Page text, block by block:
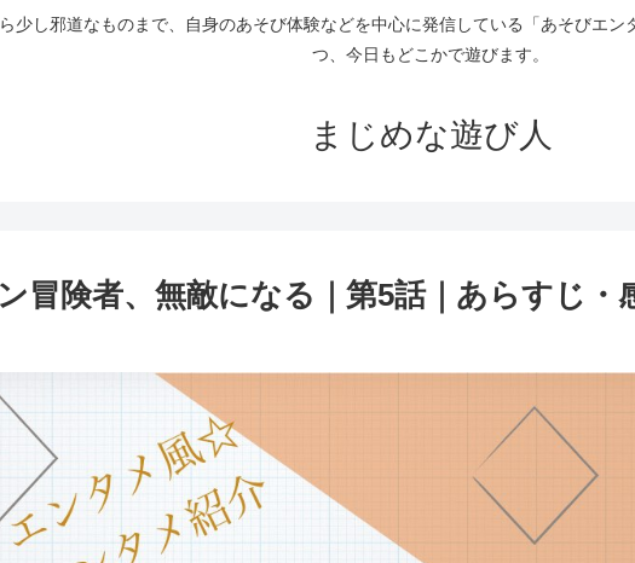
少し邪道なものまで、自身のあそび体験などを中心に発信している「あそびエ
つ、今日もどこかで遊びます。
まじめな遊び人
冒険者、無敵になる｜第5話｜あらすじ・